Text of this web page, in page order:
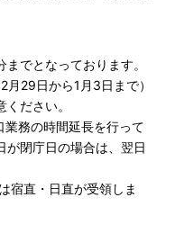
でとなっております。
29日から1月3日まで）
ださい。
業務の時間延長を行って
が閉庁日の場合は、翌日
宿直・日直が受領しま